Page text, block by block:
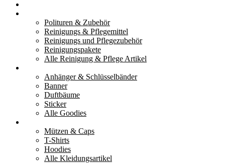
Polituren & Zubehör
Reinigungs & Pflegemittel
Reinigungs und Pflegezubehör
Reinigungspakete
Alle Reinigung & Pflege Artikel
Anhänger & Schlüsselbänder
Banner
Duftbäume
Sticker
Alle Goodies
Mützen & Caps
T-Shirts
Hoodies
Alle Kleidungsartikel